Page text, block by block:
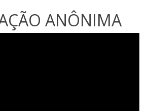
ANÔNIMA